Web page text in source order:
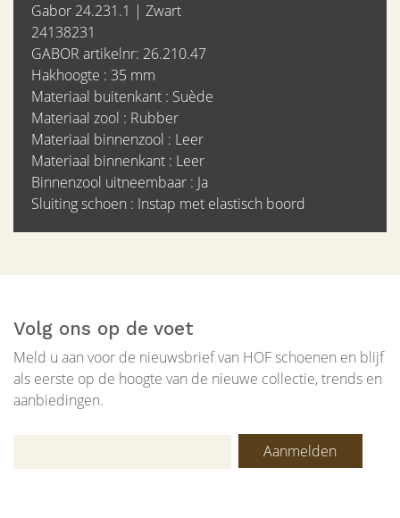
Gabor 24.231.1 | Zwart
24138231
GABOR artikelnr: 26.210.47
Hakhoogte : 35 mm
Materiaal buitenkant : Suède
Materiaal zool : Rubber
Materiaal binnenzool : Leer
Materiaal binnenkant : Leer
Binnenzool uitneembaar : Ja
Sluiting schoen : Instap met elastisch boord
Volg ons op de voet
Meld u aan voor de nieuwsbrief van HOF schoenen en blijf
als eerste op de hoogte van de nieuwe collectie, trends en
aanbiedingen.
Aanmelden